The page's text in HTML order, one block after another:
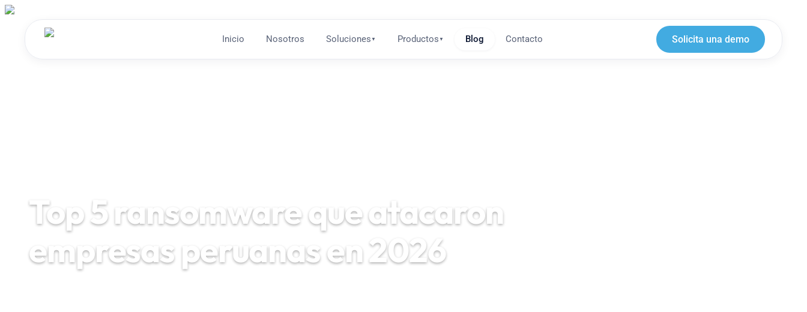
Inicio Nosotros Soluciones ▼ Productos ▼ Blog Contacto Solicita una demo
Top 5 ransomware que atacaron
empresas peruanas en 2026